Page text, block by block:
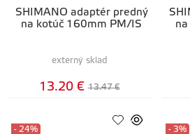
SHIMANO adaptér predný
na kotúč 160mm PM/IS
externý sklad
13.20 € 13.47 €
- 24% - 3%